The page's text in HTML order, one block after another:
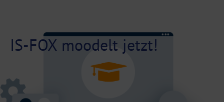
IS-FOX moodelt jetzt!